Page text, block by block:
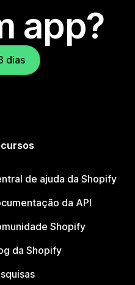
app?
dias
de ajuda da Shopify
da API
Shopify
da Shopify